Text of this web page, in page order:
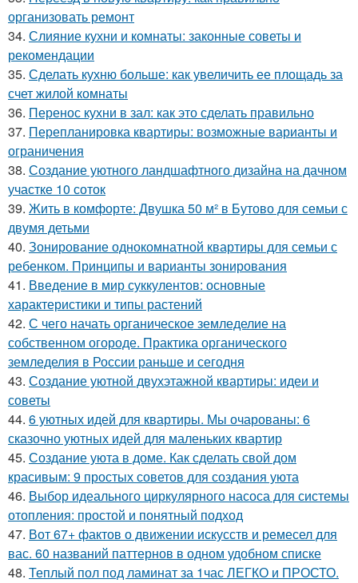
организовать ремонт
34. Слияние кухни и комнаты: законные советы и
рекомендации
35. Сделать кухню больше: как увеличить ее площадь за
счет жилой комнаты
36. Перенос кухни в зал: как это сделать правильно
37. Перепланировка квартиры: возможные варианты и
ограничения
38. Создание уютного ландшафтного дизайна на дачном
участке 10 соток
39. Жить в комфорте: Двушка 50 м² в Бутово для семьи с
двумя детьми
40. Зонирование однокомнатной квартиры для семьи с
ребенком. Принципы и варианты зонирования
41. Введение в мир суккулентов: основные
характеристики и типы растений
42. С чего начать органическое земледелие на
собственном огороде. Практика органического
земледелия в России раньше и сегодня
43. Создание уютной двухэтажной квартиры: идеи и
советы
44. 6 уютных идей для квартиры. Мы очарованы: 6
сказочно уютных идей для маленьких квартир
45. Создание уюта в доме. Как сделать свой дом
красивым: 9 простых советов для создания уюта
46. Выбор идеального циркулярного насоса для системы
отопления: простой и понятный подход
47. Вот 67+ фактов о движении искусств и ремесел для
вас. 60 названий паттернов в одном удобном списке
48. Теплый пол под ламинат за 1час ЛЕГКО и ПРОСТО.